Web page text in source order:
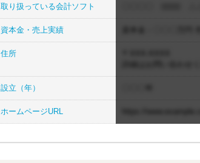
取り扱っている会計ソフト
資本金・売上実績 資本金：〇〇〇万円
住所
設立（年）
ホームページURL